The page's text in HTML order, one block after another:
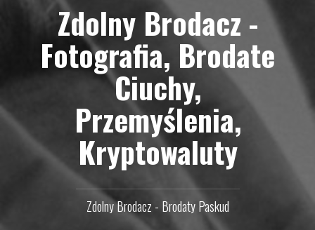
Zdolny Brodacz -
Fotografia, Brodate
Ciuchy,
Przemyślenia,
Kryptowaluty
Zdolny Brodacz - Brodaty Paskud